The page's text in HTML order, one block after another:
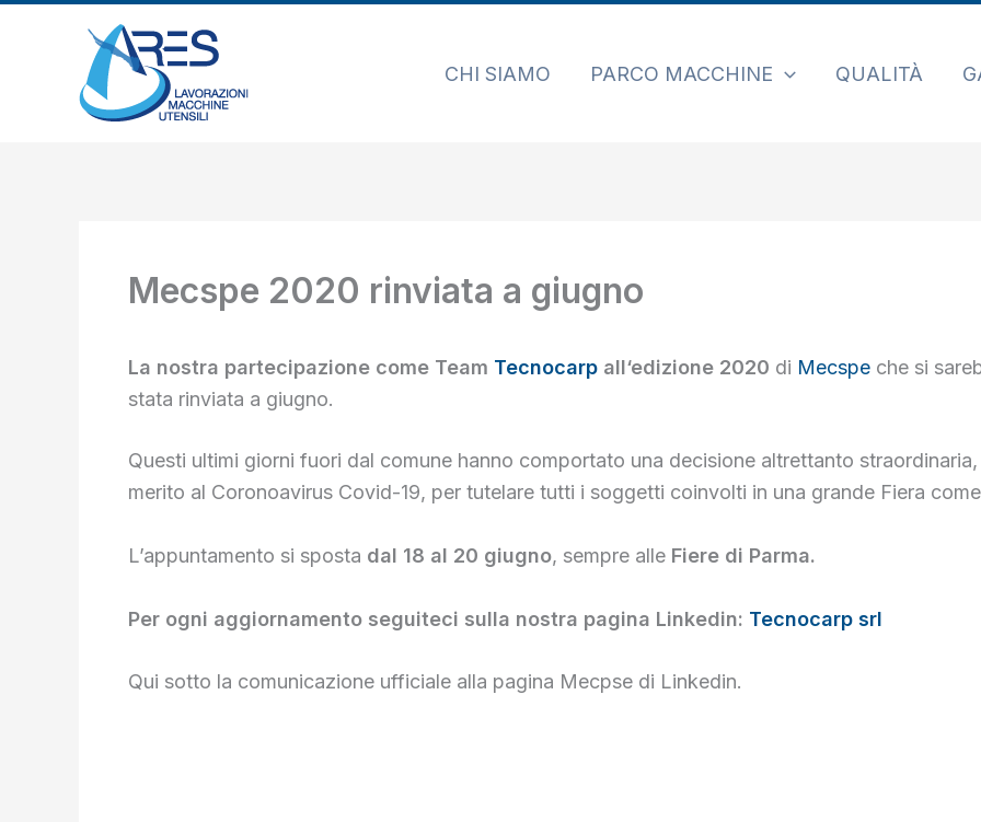
contenuto
CHI SIAMO PARCO MACCHINE QUALITÀ
Mecspe 2020 rinviata a giugno
La nostra partecipazione come Team Tecnocarp all‘edizione 2020 di Mecspe che si
stata rinviata a giugno.
Questi ultimi giorni fuori dal comune hanno comportato una decisione altrettanto
merito al Coronoavirus Covid-19, per tutelare tutti i soggetti coinvolti in una grande Fiera
L’appuntamento si sposta dal 18 al 20 giugno, sempre alle Fiere di Parma.
Per ogni aggiornamento seguiteci sulla nostra pagina Linkedin: Tecnocarp srl
Qui sotto la comunicazione ufficiale alla pagina Mecpse di Linkedin.